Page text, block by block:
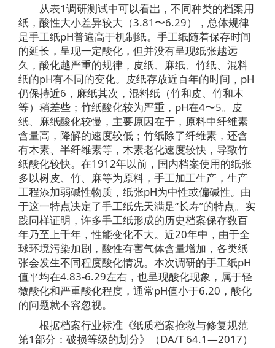
从表1调研测试中可以看岀，不同种类的档案用
纸，酸性大小差异较大（3.81〜6.29），总体规律
是手工纸pH普遍高于机制纸。手工纸随着保存时间
的延长，呈现一定酸化，但并没有呈现纸张越远
久，酸化越严重的规律，皮纸、麻纸、竹纸、混料
纸的pH有不同的变化。皮纸存放近百年的时间，pH
仍保持近6，麻纸其次，混料纸（竹和皮、竹和木
等）稍差些；竹纸酸化较为严重，pH在4〜5。皮
纸、麻纸酸化较慢，主要原因在于，原料中纤维素
含量高，降解的速度较低；竹纸除了纤维素，还含
有木素、半纤维素等，木素老化速度较快，导致竹
纸酸化较快。在1912年以前，国内档案使用的纸张
多以树皮、竹、麻等为原料，手工加工生产，生产
工程添加弱碱性物质，纸张pH为中性或偏碱性。由
于这一特点决定了手工纸先天满足“长寿”的特点。实
践同样证明，许多手工纸形成的历史档案保存数百
年乃至上千年，性能变化不大。近20年中，由于全
球环境污染加剧，酸性有害气体含量增加，各类纸
张会发生不同程度酸化情况。本次调研的手工纸pH
值平均在4.83-6.29左右，也呈现酸化现象，属于轻
微酸化和严重酸化程度，通常pH值小于6.20，酸化
的问题就不容忽视。
根据档案行业标准《纸质档案抢救与修复规范
第1部分：破损等级的划分》（DA/T 64.1—2017）